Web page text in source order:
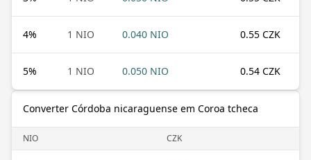
4% 1 NIO 0.040 NIO 0.55 CZK
5% 1 NIO 0.050 NIO 0.54 CZK
Converter Córdoba nicaraguense em Coroa tcheca
NIO CZK